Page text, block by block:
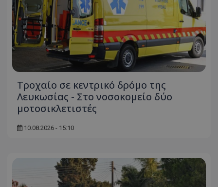
Τροχαίο σε κεντρικό δρόμο της
Λευκωσίας - Στο νοσοκομείο δύο
μοτοσικλετιστές
10.08.2026 - 15:10